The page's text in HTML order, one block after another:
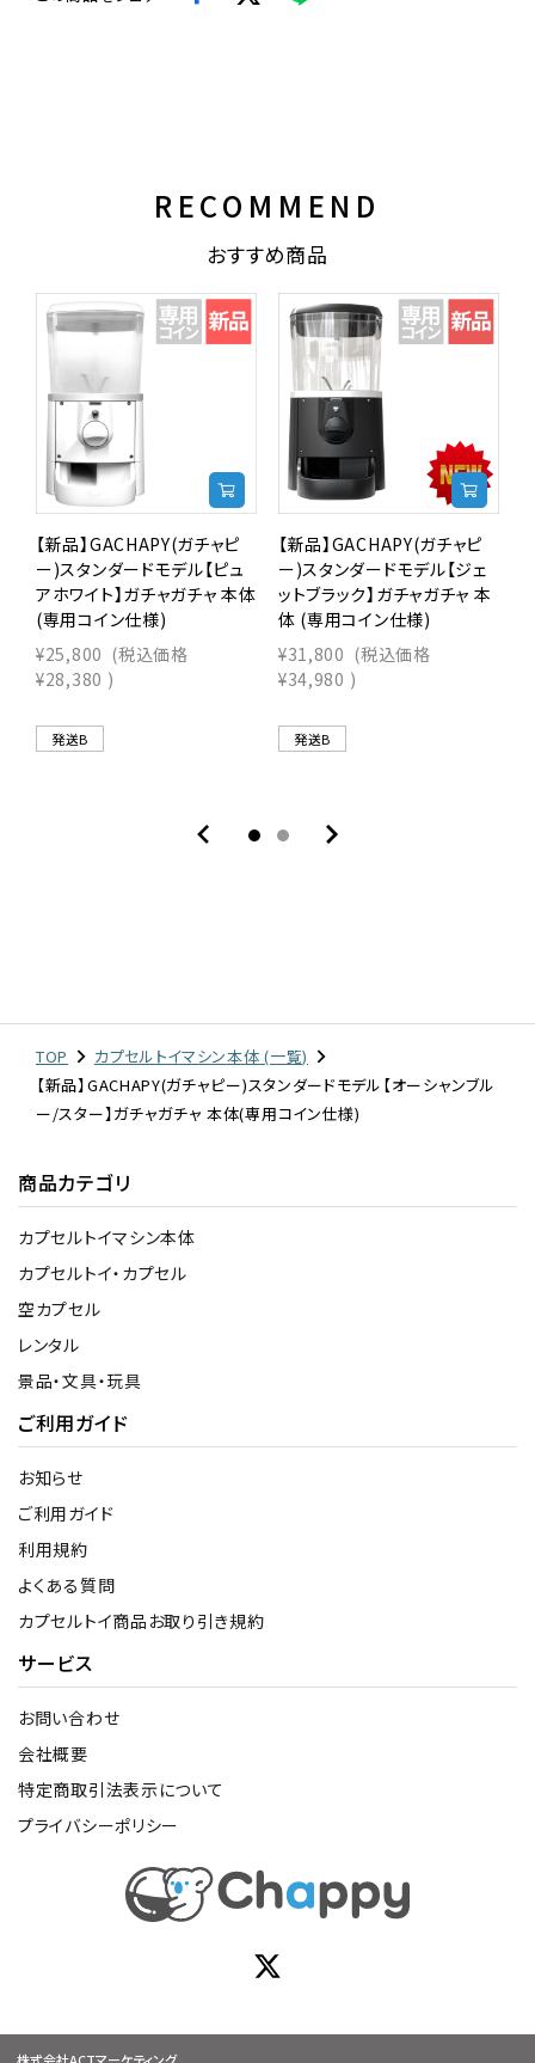
RECOMMEND
おすすめ商品
【新品】GACHAPY(ガチャピ
ー)スタンダードモデル【ピュ
アホワイト】ガチャガチャ 本体
(専用コイン仕様)
¥25,800 (税込価格
¥28,380 )
発送B
【新品】GACHAPY(ガチャピ
ー)スタンダードモデル【ジェ
ットブラック】ガチャガチャ 本
体 (専用コイン仕様)
¥31,800 (税込価格
¥34,980 )
発送B
TOP
カプセルトイマシン本体 (一覧)
【新品】GACHAPY(ガチャピー)スタンダードモデル【オーシャンブル
ー/スター】ガチャガチャ 本体(専用コイン仕様)
商品カテゴリ
カプセルトイマシン本体
カプセルトイ・カプセル
空カプセル
レンタル
景品・文具・玩具
ご利用ガイド
お知らせ
ご利用ガイド
利用規約
よくある質問
カプセルトイ商品お取り引き規約
サービス
お問い合わせ
会社概要
特定商取引法表示について
プライバシーポリシー